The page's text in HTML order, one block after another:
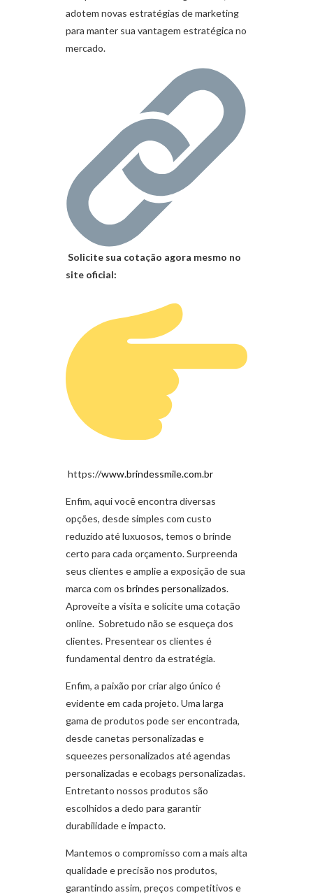
adotem novas estratégias de marketing
para manter sua vantagem estratégica no
mercado.
Solicite sua cotação agora mesmo no
site oficial:
https://www.brindessmile.com.br
Enfim, aqui você encontra diversas
opções, desde simples com custo
reduzido até luxuosos, temos o brinde
certo para cada orçamento. Surpreenda
seus clientes e amplie a exposição de sua
marca com os brindes personalizados.
Aproveite a visita e solicite uma cotação
online. Sobretudo não se esqueça dos
clientes. Presentear os clientes é
fundamental dentro da estratégia.
Enfim, a paixão por criar algo único é
evidente em cada projeto. Uma larga
gama de produtos pode ser encontrada,
desde canetas personalizadas e
squeezes personalizados até agendas
personalizadas e ecobags personalizadas.
Entretanto nossos produtos são
escolhidos a dedo para garantir
durabilidade e impacto.
Mantemos o compromisso com a mais alta
qualidade e precisão nos produtos,
garantindo assim, preços competitivos e